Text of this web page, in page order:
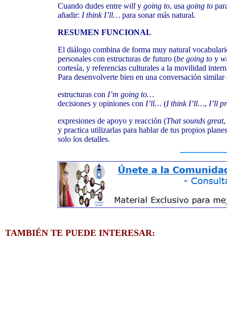
Cuando dudes entre will y going to, usa going to
añadir: I think I’ll… para sonar más natural.
RESUMEN FUNCIONAL
El diálogo combina de forma muy natural
personales con estructuras de futuro (be going to y
cortesía, y referencias culturales a la movilidad
Para desenvolverte bien en una conversación
estructuras con I’m going to…
decisiones y opiniones con I’ll… (I think I’ll…, I’ll
expresiones de apoyo y reacción (That sounds great,
y practica utilizarlas para hablar de tus propios
solo los detalles.
TAMBIÉN TE PUEDE INTERESAR: